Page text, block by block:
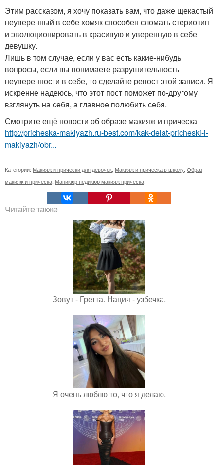
Этим рассказом, я хочу показать вам, что даже щекастый
неуверенный в себе хомяк способен сломать стериотип
и эволюционировать в красивую и уверенную в себе
девушку.
Лишь в том случае, если у вас есть какие-нибудь
вопросы, если вы понимаете разрушительность
неуверенности в себе, то сделайте репост этой записи. Я
искренне надеюсь, что этот пост поможет по-другому
взглянуть на себя, а главное полюбить себя.
Смотрите ещё новости об образе макияж и прическа
http://pricheska-makiyazh.ru-best.com/kak-delat-pricheski-i-
makiyazh/obr...
Категории: Макияж и прически для девочек Макияж и прическа в школу Образ
макияж и прическа Маникюр педикюр макияж прическа
Читайте также
Зовут - Гретта. Нация - узбечка.
Я очень люблю то, что я делаю.